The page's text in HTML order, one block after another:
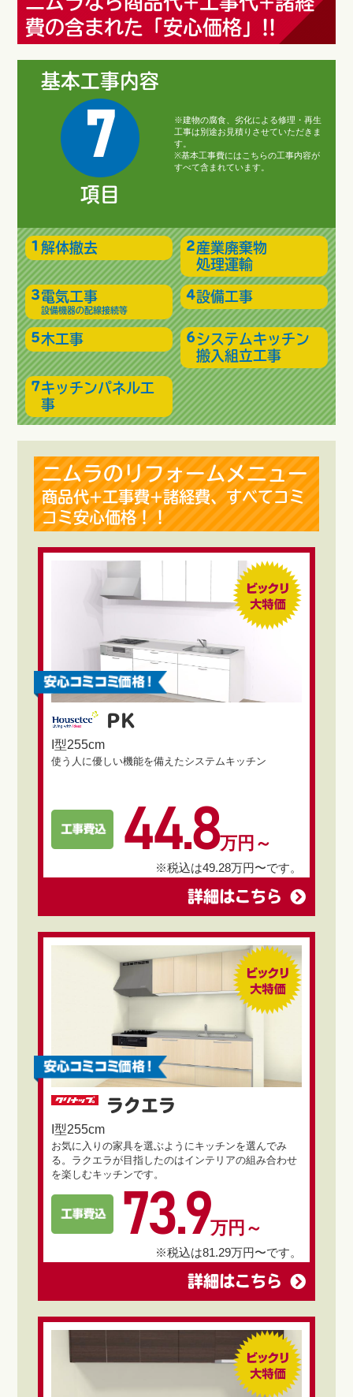
費の含まれた「安心価格」!!
基本工事内容
7
項目
※建物の腐食、劣化による修理・再生
工事は別途お見積りさせていただきま
す。
※基本工事費にはこちらの工事内容が
すべて含まれています。
解体撤去
産業廃棄物
処理運輸
電気工事
設備機器の配線接続等
設備工事
木工事
システムキッチン
搬入組立工事
キッチンパネル工
事
ニムラのリフォームメニュー
商品代+工事費+諸経費、すべてコミ
コミ安心価格！！
PK
I型255cm
使う人に優しい機能を備えたシステムキッチン
44.8万円～
※税込は49.28万円〜です。
詳細はこちら
ラクエラ
I型255cm
お気に入りの家具を選ぶようにキッチンを選んでみ
る。ラクエラが目指したのはインテリアの組み合わせ
を楽しむキッチンです。
73.9万円～
※税込は81.29万円〜です。
詳細はこちら